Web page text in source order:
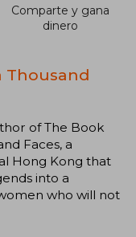
Comparte y gana
dinero
Thousand
of The Book
Faces, a
Hong Kong that
into a
who will not